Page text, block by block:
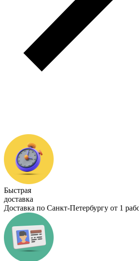
Быстрая
доставка
Доставка по Санкт-Петербургу от 1